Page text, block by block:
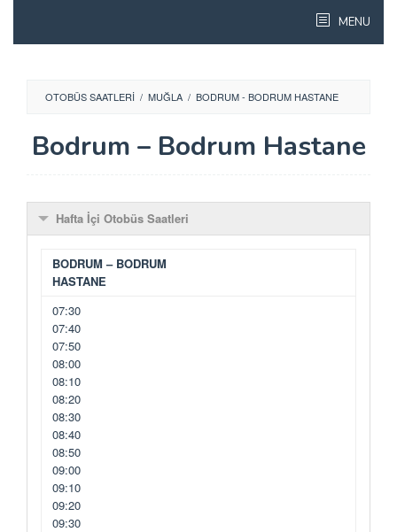
content
MENU
OTOBÜS SAATLERI / MUĞLA / BODRUM - BODRUM HASTANE
Bodrum – Bodrum Hastane
Hafta İçi Otobüs Saatleri
BODRUM – BODRUM
HASTANE
07:30
07:40
07:50
08:00
08:10
08:20
08:30
08:40
08:50
09:00
09:10
09:20
09:30